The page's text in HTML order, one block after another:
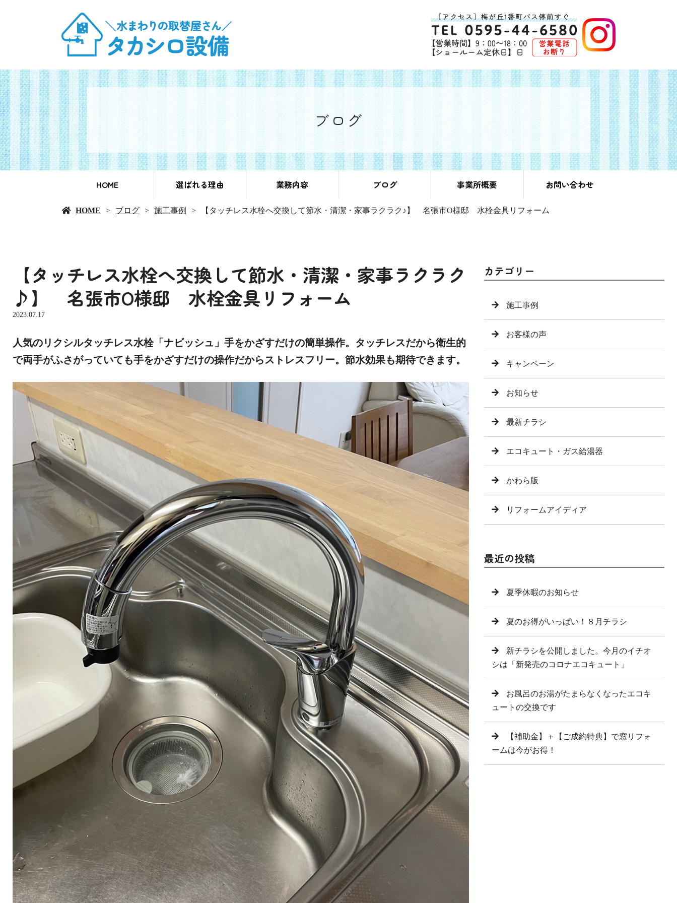
ブログ
HOME 選ばれる理由 業務内容 ブログ 事業所概要 お問い合わせ
HOME ブログ 施工事例 【タッチレス水栓へ交換して節水・清潔・家事ラクラク♪】 名張市O様邸 水栓金具リフォーム
【タッチレス水栓へ交換して節水・清潔・家事ラクラク
♪】 名張市O様邸 水栓金具リフォーム
2023.07.17
人気のリクシルタッチレス水栓「ナビッシュ」手をかざすだけの簡単操作。タッチレスだから衛生的
で両手がふさがっていても手をかざすだけの操作だからストレスフリー。節水効果も期待できます。
カテゴリー
施工事例
お客様の声
キャンペーン
お知らせ
最新チラシ
エコキュート・ガス給湯器
かわら版
リフォームアイディア
最近の投稿
夏季休暇のお知らせ
夏のお得がいっぱい！８月チラシ
新チラシを公開しました。今月のイチオ
シは「新発売のコロナエコキュート」
お風呂のお湯がたまらなくなったエコキ
ュートの交換です
【補助金】＋【ご成約特典】で窓リフォ
ームは今がお得！